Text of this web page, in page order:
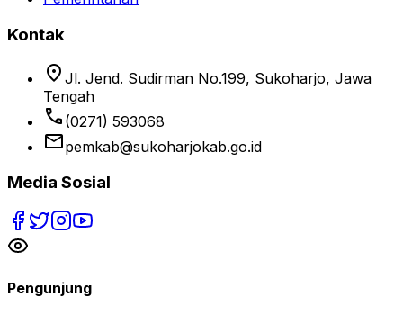
Kontak
location_on Jl. Jend. Sudirman No.199, Sukoharjo, Jawa
Tengah
phone (0271) 593068
emailpemkab@sukoharjokab.go.id
Media Sosial
Pengunjung